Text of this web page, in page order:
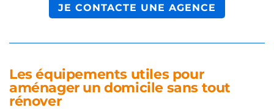
JE CONTACTE UNE AGENCE
Les équipements utiles pour
aménager un domicile sans tout
rénover